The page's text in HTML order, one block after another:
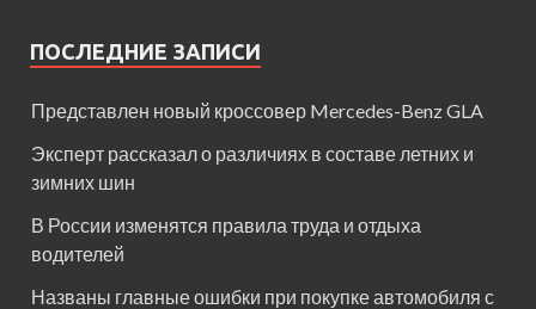
ПОСЛЕДНИЕ ЗАПИСИ
Представлен новый кроссовер Mercedes-Benz GLA
Эксперт рассказал о различиях в составе летних и
зимних шин
В России изменятся правила труда и отдыха
водителей
Названы главные ошибки при покупке автомобиля с